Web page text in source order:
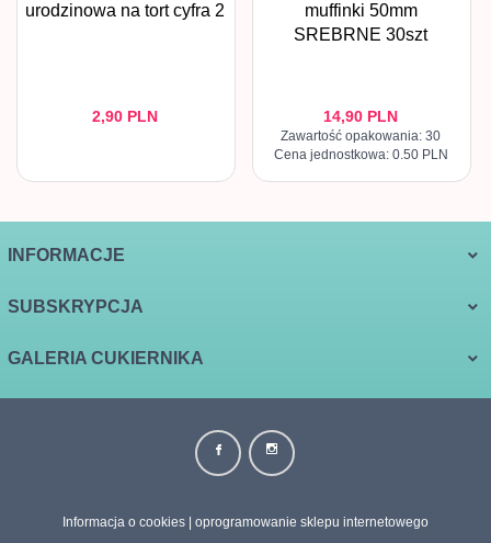
urodzinowa na tort cyfra 2
2,90 PLN
muffinki 50mm
SREBRNE 30szt
14,90 PLN
Zawartość opakowania: 30
Cena jednostkowa: 0.50 PLN
INFORMACJE
SUBSKRYPCJA
GALERIA CUKIERNIKA
zamówień w sklepie internetowym będzie wstrzymana. Zamówienia
Informacja o cookies oprogramowanie sklepu internetowego